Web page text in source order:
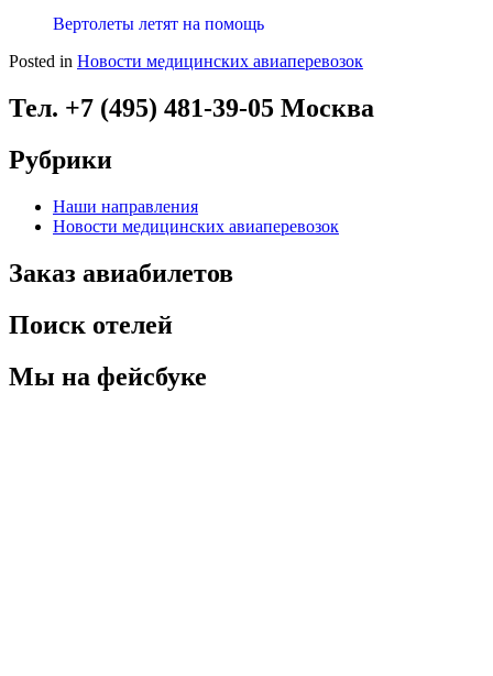
Вертолеты летят на помощь
Posted in Новости медицинских авиаперевозок
Тел. +7 (495) 481-39-05 Москва
Рубрики
Наши направления
Новости медицинских авиаперевозок
Заказ авиабилетов
Поиск отелей
Мы на фейсбуке